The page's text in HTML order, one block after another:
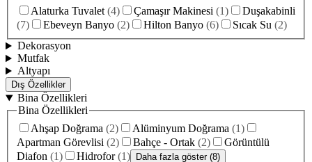
Alaturka Tuvalet (4) Çamaşır Makinesi (1)
Duşakabinli
(7) Ebeveyn Banyo (2) Hilton Banyo (6) Sıcak Su (2)
Dekorasyon
Mutfak
Altyapı
Dış Özellikler
Bina Özellikleri
Bina Özellikleri
Ahşap Doğrama (2) Alüminyum Doğrama (1)
Apartman Görevlisi (2) Bahçe - Ortak (2)
Görüntülü
Diafon (1) Hidrofor (1) Daha fazla göster (8)